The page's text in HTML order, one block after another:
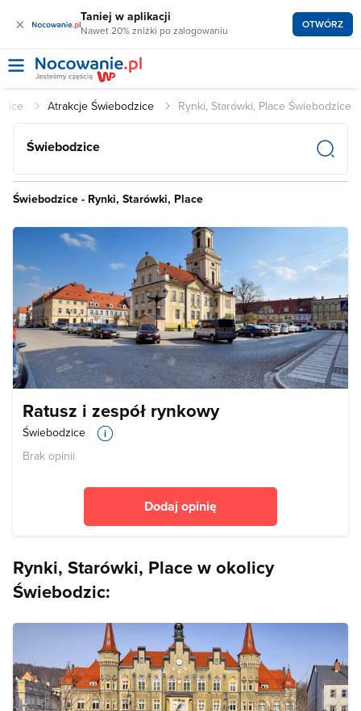
× Taniej w aplikacji
Nawet 20% zniżki po zalogowaniu OTWÓRZ
Atrakcje Świebodzice Rynki, Starówki, Place Świebodzice
Świebodzice
Świebodzice - Rynki, Starówki, Place
Ratusz i zespół rynkowy
Świebodzice
Brak opinii
Dodaj opinię
Rynki, Starówki, Place w okolicy
Świebodzic: